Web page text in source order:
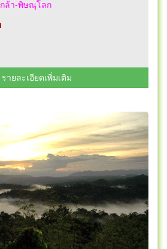
ล้า-พิษณุโลก
รายละเอียดเพิ่มเติม